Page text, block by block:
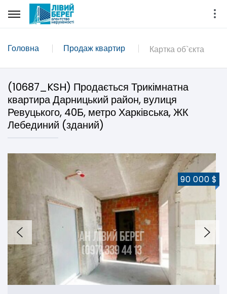
Головна Продаж квартир Картка об`єкта
(10687_KSH) Продається Трикімнатна
квартира Дарницький район, вулиця
Ревуцького, 40Б, метро Харківська, ЖК
Лебединий (зданий)
90 000 $